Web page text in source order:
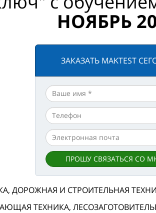
НОЯБРЬ
ЗАКАЗАТЬ MAKTEST
ПРОШУ СВЯЗАТЬСЯ СО
ДОРОЖНАЯ И СТРОИТЕЛЬНАЯ
ТЕХНИКА,